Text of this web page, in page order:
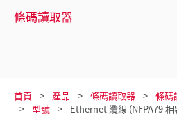
條碼讀取器
首頁 產品 條碼讀取器 條碼
型號
Ethernet 纜線 (NFPA79